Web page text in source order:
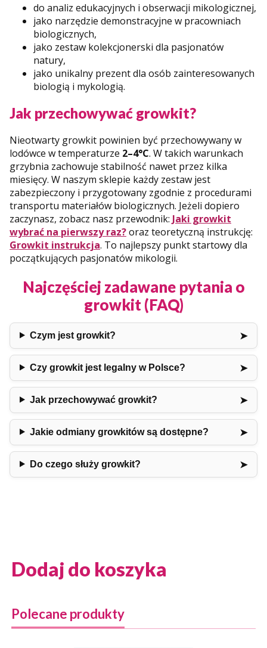
do analiz edukacyjnych i obserwacji mikologicznej,
jako narzędzie demonstracyjne w pracowniach
biologicznych,
jako zestaw kolekcjonerski dla pasjonatów
natury,
jako unikalny prezent dla osób zainteresowanych
biologią i mykologią.
Jak przechowywać growkit?
Nieotwarty growkit powinien być przechowywany w
lodówce w temperaturze 2–4°C. W takich warunkach
grzybnia zachowuje stabilność nawet przez kilka
miesięcy. W naszym sklepie każdy zestaw jest
zabezpieczony i przygotowany zgodnie z procedurami
transportu materiałów biologicznych. Jeżeli dopiero
zaczynasz, zobacz nasz przewodnik: Jaki growkit
wybrać na pierwszy raz?oraz teoretyczną instrukcję:
Growkit instrukcja. To najlepszy punkt startowy dla
początkujących pasjonatów mikologii.
Najczęściej zadawane pytania o
growkit (FAQ)
Czym jest growkit?
Czy growkit jest legalny w Polsce?
Jak przechowywać growkit?
Jakie odmiany growkitów są dostępne?
Do czego służy growkit?
Dodaj do koszyka
Polecane produkty